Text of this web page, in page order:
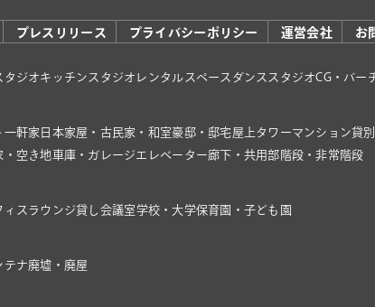
プレスリリース プライバシーポリシー 運営会社
お
タジオキッチンスタジオ レンタルスペース ダンススタジオCG・バー
一軒家 日本家屋・古民家・和室豪邸・邸宅屋上タワーマンション貸
・空き地 車庫・ガレージ エレベーター廊下・共用部階段・非常階段
ィスラウンジ貸し会議室学校・大学保育園・子ども園
テナ廃墟・廃屋